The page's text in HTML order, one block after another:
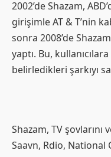
2002’de Shazam,
girişimle AT & T’nin
sonra 2008’de
yaptı. Bu,
belirledikleri şarkıyı
Shazam, TV şovlarını
Saavn, Rdio, National